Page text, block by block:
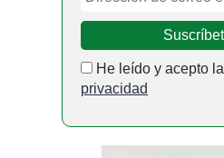
He leído y acepto la
privacidad